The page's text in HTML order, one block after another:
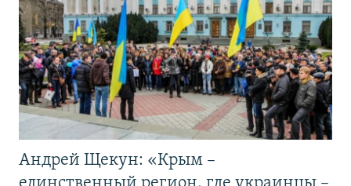
Андрей Щекун: «Крым –